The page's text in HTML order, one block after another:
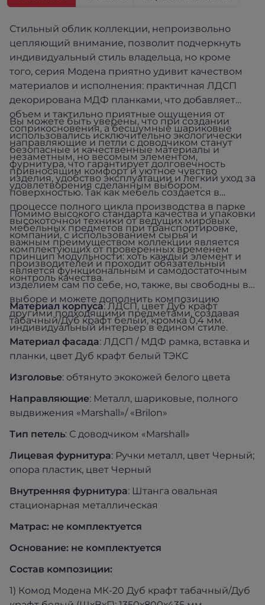
Стильный облик коллекции, непроизвольно
цепляющий внимание, позволит подчеркнуть
индивидуальный стиль владельца, но кроме
того, серия Модена приятно удивит качеством
материалов и исполнения: практичная ЛДСП
декорирована МДФ планками, что добавляет
объем и тактильно приятные ощущения от
соприкосновения, а бесшумные шариковые
направляющие и петли с доводчиком станут
незаметным, но весомым элементом,
привносящим комфорт и уютное чувство
удовлетворения сделанным выбором.
Вы можете быть уверены, что при создании
использовались исключительно экологически
безопасные и качественные материалы и
фурнитура, что гарантирует долговечность
изделия, удобство эксплуатации и легкий уход за
поверхностью. Так как мебель создается в
процессе полного цикла производства в парке
высокоточной техники от ведущих мировых
компаний, с использованием сырья и
комплектующих от проверенных временем
производителей и проходит обязательный
контроль качества.
Помимо высокого стандарта качества и упаковки
мебельных предметов при транспортировке,
важным преимуществом коллекции является
принцип модульности: хоть каждый элемент и
является функциональным и самодостаточным
изделием сам по себе, но, также, вы свободны в
выборе и можете дополнить композицию
другими подходящими предметами, создавая
индивидуальный интерьер в едином стиле.
Материал корпуса: ЛДСП, цвет Дуб крафт
табачный/Дуб крафт белый, кромка 0,4 мм.
Материал фасада: ЛДСП / МДФ рамка, вставка и
планки, цвет Дуб крафт белый ТЭКС
Изголовье: обтянуто экокожей белого цвета
Направляющие: Металл, шариковые, полного
выдвижения «Marshall»/ «Brilon»
Тип петель: С доводчиком «Marshall»
Лицевая фурнитура: Ручки металл, цвет Черный;
опора пластик, цвет Черный
Внутренняя фурнитура: Штанга овальная
стационарная металлическая
Матрас: не комплектуется
Основание: не комплектуется
Состав композиции:
1) Комод Модена МК-20 Дуб крафт табачный/Дуб